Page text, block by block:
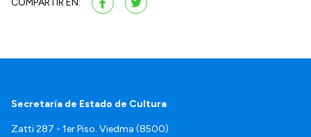
COMPARTIR EN:
Secretaría de Estado de Cultura
Zatti 287 - 1er Piso. Viedma (8500)